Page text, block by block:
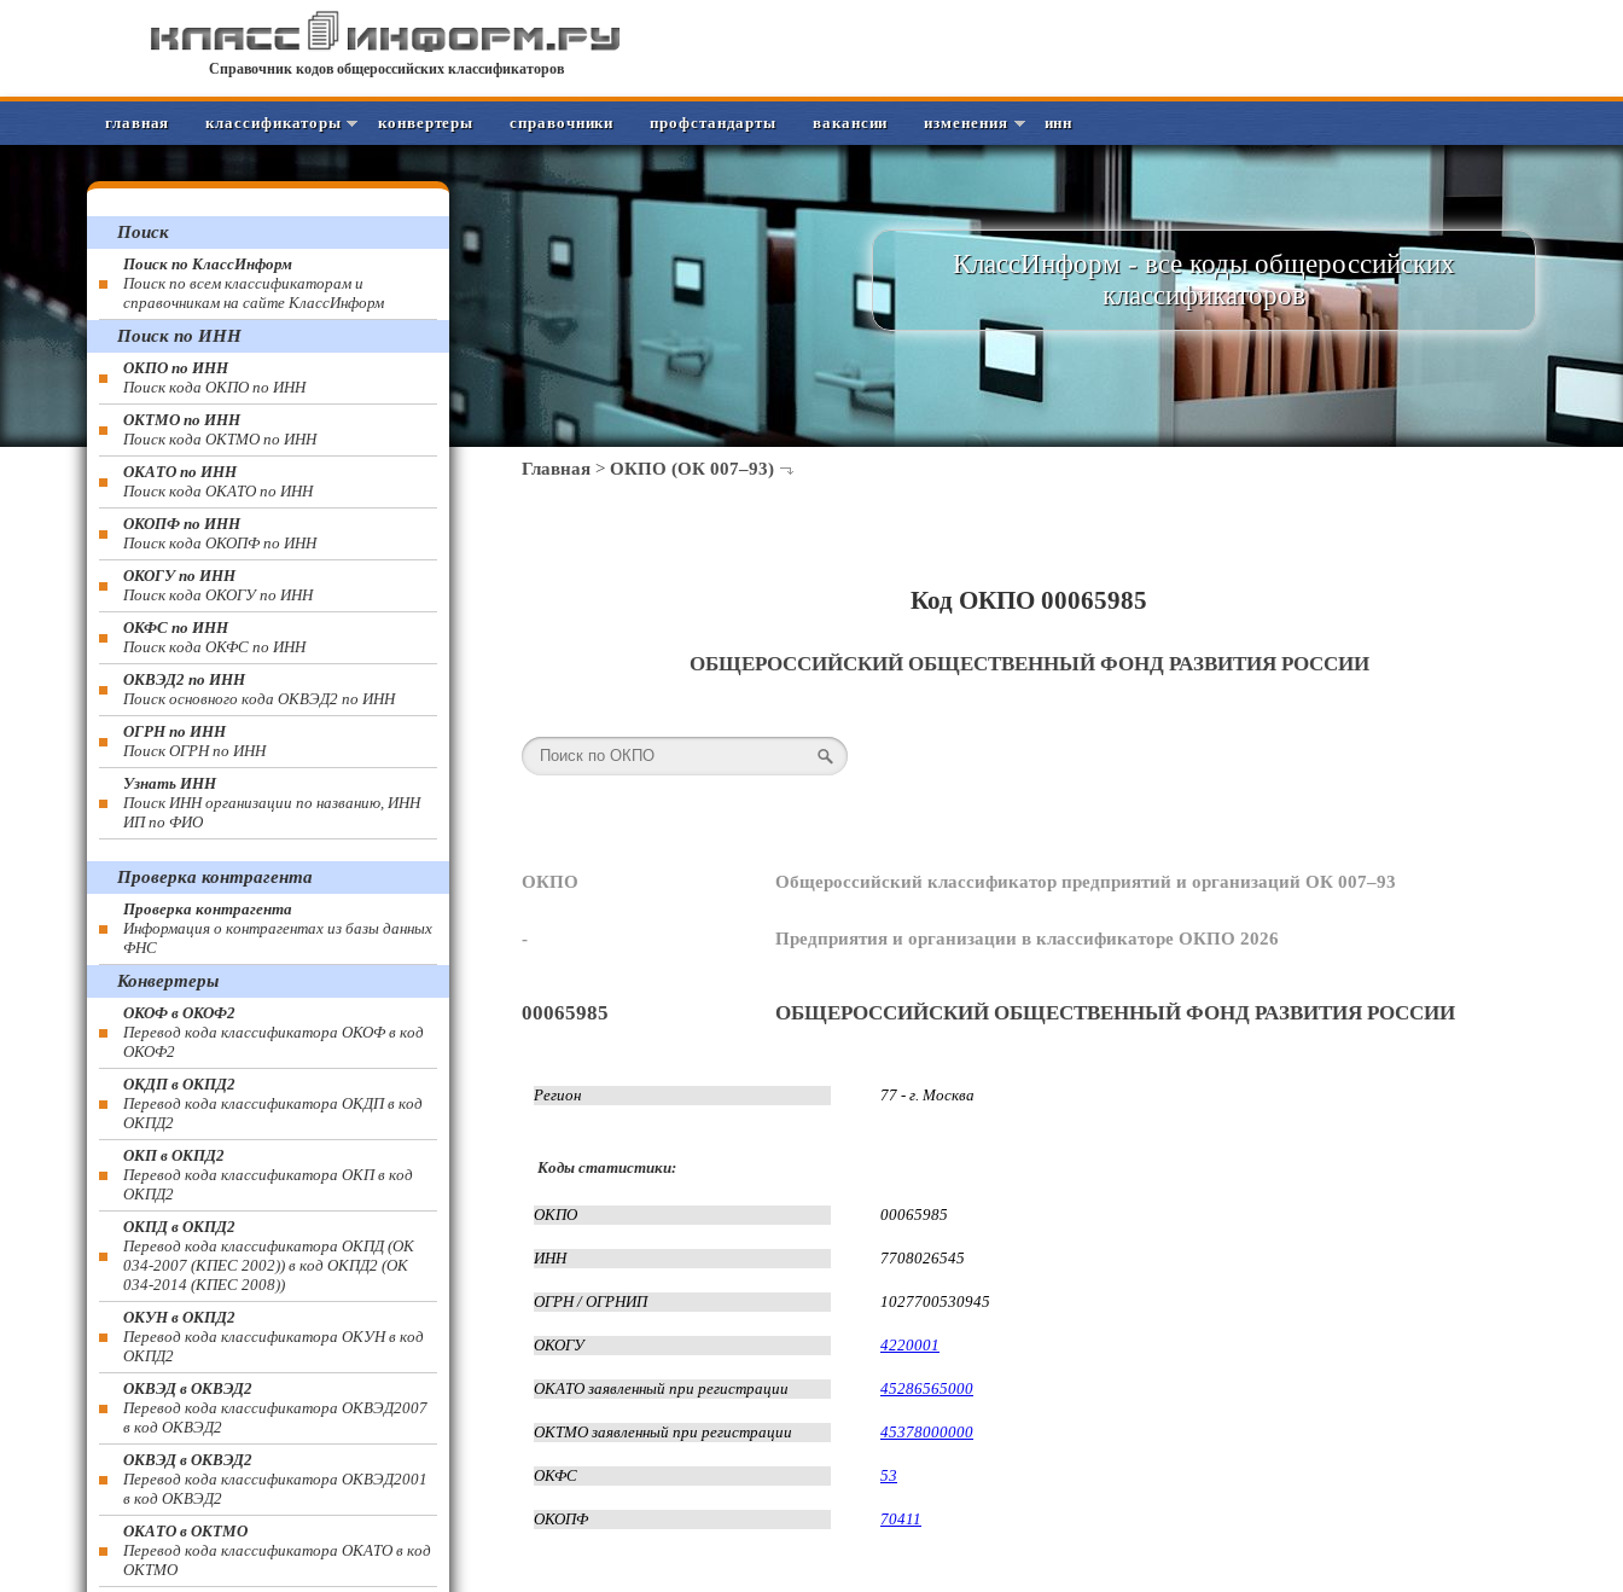
Справочник кодов общероссийских классификаторов
главная классификаторы конвертеры справочники профстандарты вакансии изменения инн
КлассИнформ - все коды общероссийских
классификаторов
Главная > ОКПО (ОК 007–93)
Код ОКПО 00065985
ОБЩЕРОССИЙСКИЙ ОБЩЕСТВЕННЫЙ ФОНД РАЗВИТИЯ РОССИИ
ОКПО Общероссийский классификатор предприятий и организаций ОК 007–93
- Предприятия и организации в классификаторе ОКПО 2026
00065985 ОБЩЕРОССИЙСКИЙ ОБЩЕСТВЕННЫЙ ФОНД РАЗВИТИЯ РОССИИ
Регион 77 - г. Москва
Коды статистики:
ОКПО 00065985
ИНН 7708026545
ОГРН / ОГРНИП 1027700530945
ОКОГУ 4220001
ОКАТО заявленный при регистрации 45286565000
ОКТМО заявленный при регистрации 45378000000
ОКФС 53
ОКОПФ 70411
Поиск
Поиск по КлассИнформ
Поиск по всем классификаторам и
справочникам на сайте КлассИнформ
Поиск по ИНН
ОКПО по ИНН
Поиск кода ОКПО по ИНН
ОКТМО по ИНН
Поиск кода ОКТМО по ИНН
ОКАТО по ИНН
Поиск кода ОКАТО по ИНН
ОКОПФ по ИНН
Поиск кода ОКОПФ по ИНН
ОКОГУ по ИНН
Поиск кода ОКОГУ по ИНН
ОКФС по ИНН
Поиск кода ОКФС по ИНН
ОКВЭД2 по ИНН
Поиск основного кода ОКВЭД2 по ИНН
ОГРН по ИНН
Поиск ОГРН по ИНН
Узнать ИНН
Поиск ИНН организации по названию, ИНН
ИП по ФИО
Проверка контрагента
Проверка контрагента
Информация о контрагентах из базы данных
ФНС
Конвертеры
ОКОФ в ОКОФ2
Перевод кода классификатора ОКОФ в код
ОКОФ2
ОКДП в ОКПД2
Перевод кода классификатора ОКДП в код
ОКПД2
ОКП в ОКПД2
Перевод кода классификатора ОКП в код
ОКПД2
ОКПД в ОКПД2
Перевод кода классификатора ОКПД (ОК
034-2007 (КПЕС 2002)) в код ОКПД2 (ОК
034-2014 (КПЕС 2008))
ОКУН в ОКПД2
Перевод кода классификатора ОКУН в код
ОКПД2
ОКВЭД в ОКВЭД2
Перевод кода классификатора ОКВЭД2007
в код ОКВЭД2
ОКВЭД в ОКВЭД2
Перевод кода классификатора ОКВЭД2001
в код ОКВЭД2
ОКАТО в ОКТМО
Перевод кода классификатора ОКАТО в код
ОКТМО